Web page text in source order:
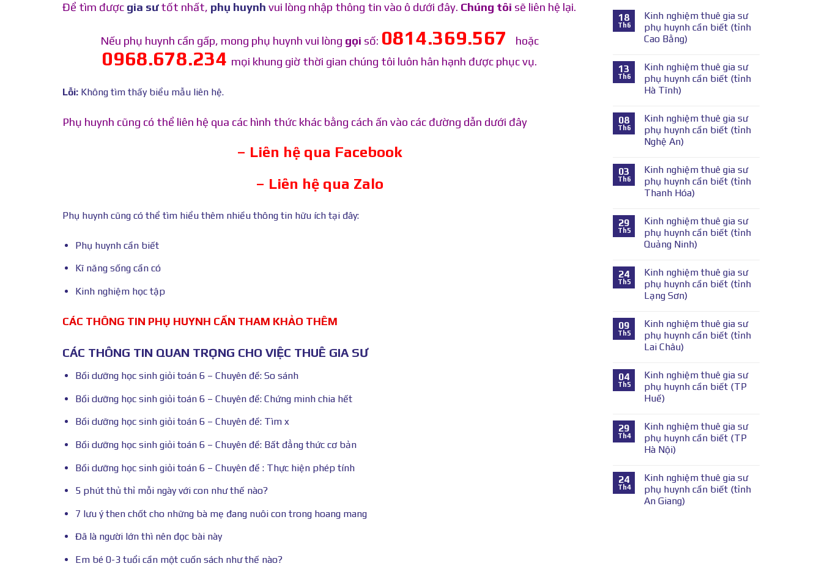
Để tìm được gia sưtốt nhất, phụ huynh vui lòng nhập thông tin vào ô dưới đây. Chúng tôi sẽ liên hệ lại.
Nếu phụ huynh cần gấp, mong phụ huynh vui lòng gọi số: 0814.369.567 hoặc
0968.678.234 mọi khung giờ thời gian chúng tôi luôn hân hạnh được phục vụ.
Lỗi: Không tìm thấy biểu mẫu liên hệ.
Phụ huynh cũng có thể liên hệ qua các hình thức khác bằng cách ấn vào các đường dẫn dưới đây
– Liên hệ qua Facebook
– Liên hệ qua Zalo
Phụ huynh cũng có thể tìm hiểu thêm nhiều thông tin hữu ích tại đây:
Phụ huynh cần biết
Kĩ năng sống cần có
Kinh nghiệm học tập
CÁC THÔNG TIN PHỤ HUYNH CẦN THAM KHẢO THÊM
CÁC THÔNG TIN QUAN TRỌNG CHO VIỆC THUÊ GIA SƯ
Bồi dưỡng học sinh giỏi toán 6 – Chuyên đề: So sánh
Bồi dưỡng học sinh giỏi toán 6 – Chuyên đề: Chứng minh chia hết
Bồi dưỡng học sinh giỏi toán 6 – Chuyên đề: Tìm x
Bồi dưỡng học sinh giỏi toán 6 – Chuyên đề: Bất đẳng thức cơ bản
Bồi dưỡng học sinh giỏi toán 6 – Chuyên đề : Thực hiện phép tính
5 phút thủ thỉ mỗi ngày với con như thế nào?
7 lưu ý then chốt cho những bà mẹ đang nuôi con trong hoang mang
Đã là người lớn thì nên đọc bài này
Em bé 0-3 tuổi cần một cuốn sách như thế nào?
18
Th6
Kinh nghiệm thuê gia sư
phụ huynh cần biết (tỉnh
Cao Bằng)
13
Th6
Kinh nghiệm thuê gia sư
phụ huynh cần biết (tỉnh
Hà Tĩnh)
08
Th6
Kinh nghiệm thuê gia sư
phụ huynh cần biết (tỉnh
Nghệ An)
03
Th6
Kinh nghiệm thuê gia sư
phụ huynh cần biết (tỉnh
Thanh Hóa)
29
Th5
Kinh nghiệm thuê gia sư
phụ huynh cần biết (tỉnh
Quảng Ninh)
24
Th5
Kinh nghiệm thuê gia sư
phụ huynh cần biết (tỉnh
Lạng Sơn)
09
Th5
Kinh nghiệm thuê gia sư
phụ huynh cần biết (tỉnh
Lai Châu)
04
Th5
Kinh nghiệm thuê gia sư
phụ huynh cần biết (TP
Huế)
29
Th4
Kinh nghiệm thuê gia sư
phụ huynh cần biết (TP
Hà Nội)
24
Th4
Kinh nghiệm thuê gia sư
phụ huynh cần biết (tỉnh
An Giang)